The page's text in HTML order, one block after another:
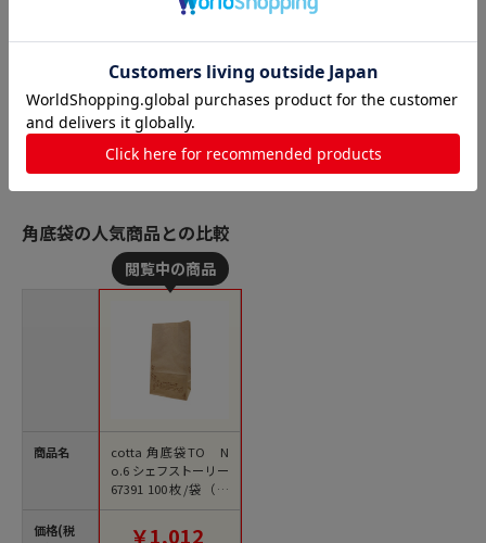
角底袋の人気商品との比較
商品名
価格(税
cotta 角底袋TO N
o.6 シェフストーリー
67391 100枚/袋（ご
注文単位1袋）【直送
品】￥1,012